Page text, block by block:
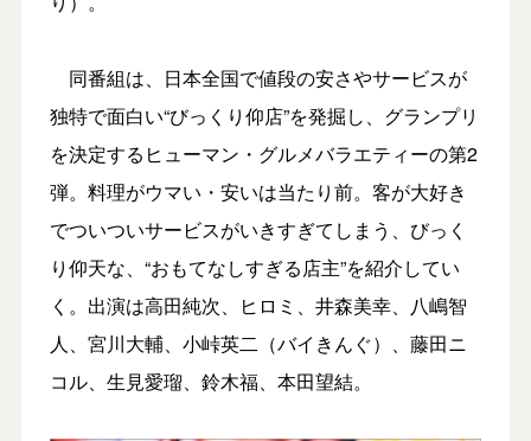
同番組は、日本全国で値段の安さやサービスが
独特で面白い“びっくり仰店”を発掘し、グランプリ
を決定するヒューマン・グルメバラエティーの第2
弾。料理がウマい・安いは当たり前。客が大好き
でついついサービスがいきすぎてしまう、びっく
り仰天な、“おもてなしすぎる店主”を紹介してい
く。出演は高田純次、ヒロミ、井森美幸、八嶋智
人、宮川大輔、小峠英二（バイきんぐ）、藤田ニ
コル、生見愛瑠、鈴木福、本田望結。